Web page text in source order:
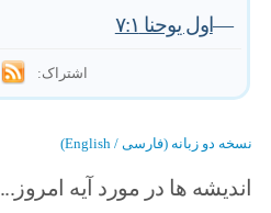
—اول یوحنا ۷:۱
اشتراک:
نسخه دو زبانه (فارسی / English)
اندیشه ها در مورد آیه امروز...